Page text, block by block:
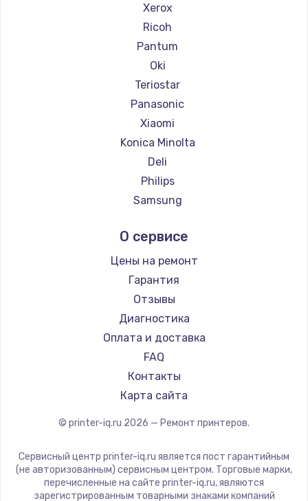
Xerox
Ricoh
Pantum
Oki
Teriostar
Panasonic
Xiaomi
Konica Minolta
Deli
Philips
Samsung
Lexmark
Sharp
TSC
Fujitsu
Godex
О сервисе
Цены на ремонт
Гарантия
Отзывы
Диагностика
Оплата и доставка
FAQ
Контакты
Карта сайта
© printer-iq.ru 2026 — Ремонт принтеров.
Сервисный центр printer-iq.ru является пост гарантийным
(не авторизованным) сервисным центром. Торговые марки,
перечисленные на сайте printer-iq.ru, являются
зарегистрированным товарными знаками компаний